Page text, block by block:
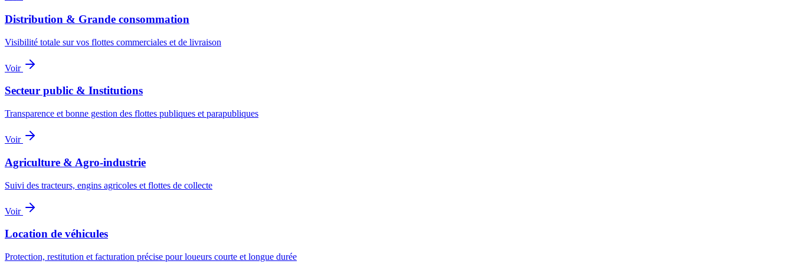
Distribution & Grande consommation
Visibilité totale sur vos flottes commerciales et de livraison
Voir
Secteur public & Institutions
Transparence et bonne gestion des flottes publiques et parapubliques
Voir
Agriculture & Agro-industrie
Suivi des tracteurs, engins agricoles et flottes de collecte
Voir
Location de véhicules
Protection, restitution et facturation précise pour loueurs courte et longue durée